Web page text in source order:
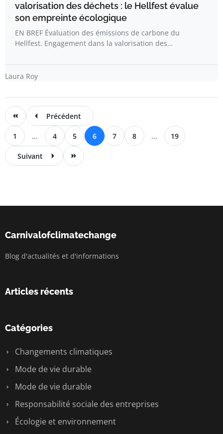
valorisation des déchets : le Hellfest évalue
son empreinte écologique
EN BREF Évaluation des émissions de carbone du
Hellfest. Engagement dans la valorisation des…
Laura Roy
Précédent
1 ... 4 5 6 7 8 ... 19
Suivant
Carnivalofclimatechange
Blog d'actualités et d'informations
Articles récents
Catégories
Changements climatiques
Mode de vie durable
Mode de vie durable
Responsabilité sociale des entreprises
Écologie et environnement